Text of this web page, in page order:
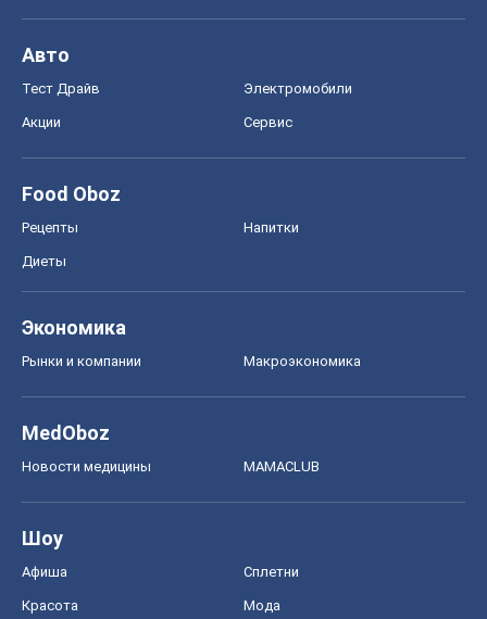
Авто
Тест Драйв Электромобили
Акции Сервис
Food Oboz
Рецепты Напитки
Диеты
Экономика
Рынки и компании Mакроэкономика
MedOboz
Новости медицины MAMACLUB
Шоу
Афиша Сплетни
Красота Мода